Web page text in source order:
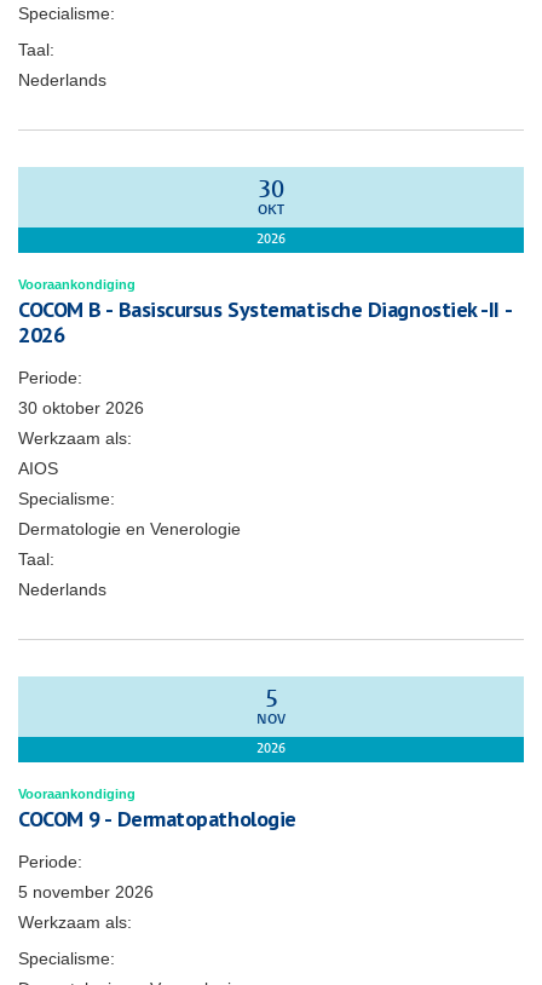
Specialisme:
Taal:
Nederlands
30
OKT
2026
Vooraankondiging
COCOM B - Basiscursus Systematische Diagnostiek -II -
2026
Periode:
30 oktober 2026
Werkzaam als:
AIOS
Specialisme:
Dermatologie en Venerologie
Taal:
Nederlands
5
NOV
2026
Vooraankondiging
COCOM 9 - Dermatopathologie
Periode:
5 november 2026
Werkzaam als:
Specialisme: